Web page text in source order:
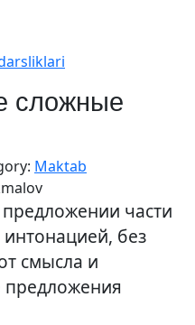
сложные
Maktab
части
без
смысла и